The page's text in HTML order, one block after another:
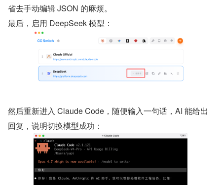
省去手动编辑 JSON 的麻烦。
最后，启用 DeepSeek 模型：
然后重新进入 Claude Code，随便输入一句话，AI 能给出
回复，说明切换模型成功：